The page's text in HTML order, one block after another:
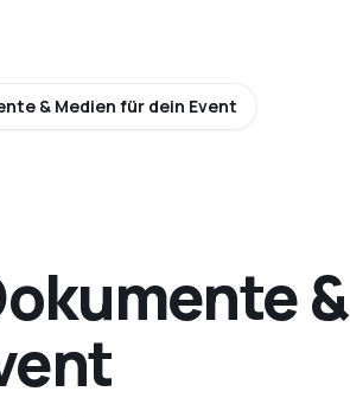
& Medien für dein Event
&